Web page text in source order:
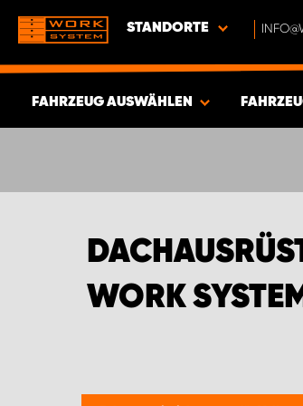
STANDORTE
FAHRZEUG AUSWÄHLEN
ARTIKEL
WORK SYSTEM